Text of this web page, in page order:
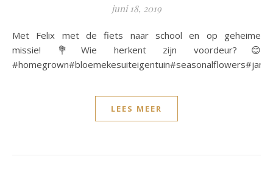
juni 18, 2019
Met Felix met de fiets naar school en op geheime
missie! 💐Wie herkent zijn voordeur?😊
LEES MEER